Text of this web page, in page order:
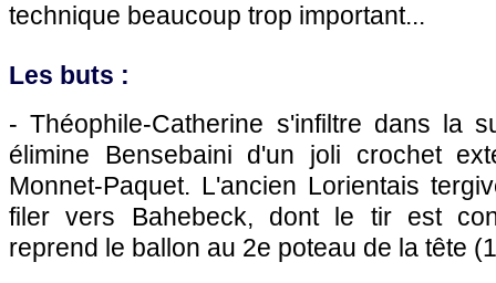
technique beaucoup trop important...
Les buts :
- Théophile-Catherine s'infiltre dans la
élimine Bensebaini d'un joli crochet
Monnet-Paquet. L'ancien Lorientais
filer vers Bahebeck, dont le tir est
reprend le ballon au 2e poteau de la tête